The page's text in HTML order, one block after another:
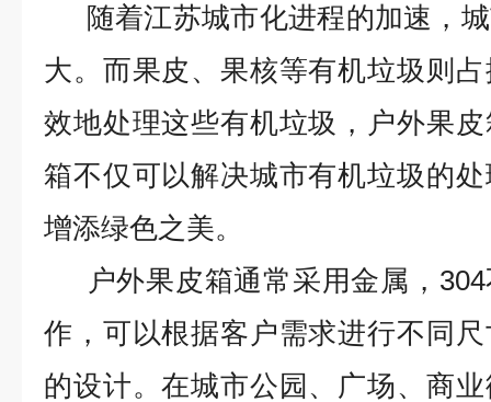
随着江苏城市化进程的加速，
大。而果皮、果核等有机垃圾则
效地处理这些有机垃圾，户外果
箱不仅可以解决城市有机垃圾的
增添绿色之美。
户外果皮箱通常采用金属，
作，可以根据客户需求进行不同
的设计。在城市公园、广场、商